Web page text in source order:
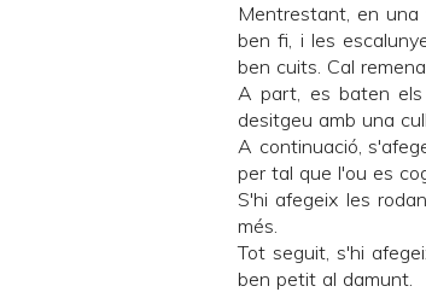
Mentrestant, en
ben fi, i les
ben cuits. Cal
A part, es baten
desitgeu amb una
A continuació,
per tal que l'ou es
S'hi afegeix les
més.
Tot seguit, s'hi
ben petit al damunt.